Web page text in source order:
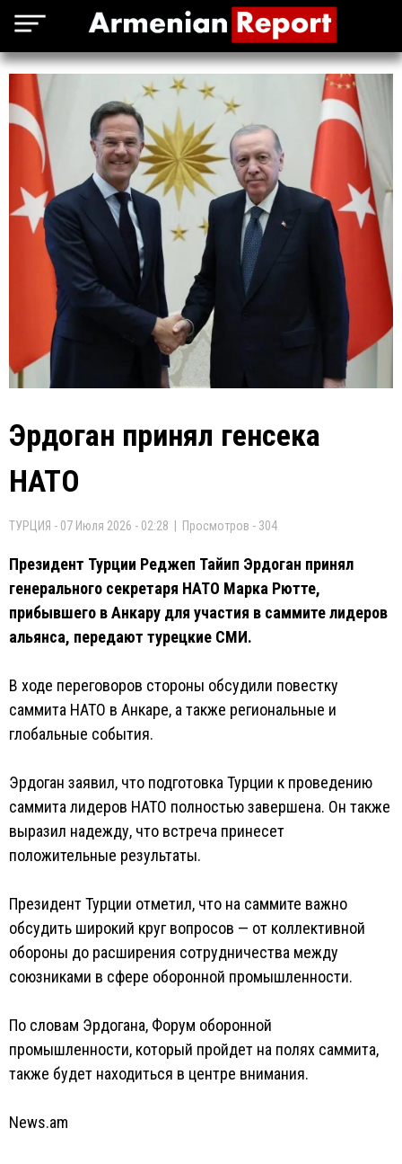
Эрдоган принял генсека
НАТО
ТУРЦИЯ - 07 Июля 2026 - 02:28 | Просмотров - 304
Президент Турции Реджеп Тайип Эрдоган принял
генерального секретаря НАТО Марка Рютте,
прибывшего в Анкару для участия в саммите лидеров
альянса, передают турецкие СМИ.
В ходе переговоров стороны обсудили повестку
саммита НАТО в Анкаре, а также региональные и
глобальные события.
Эрдоган заявил, что подготовка Турции к проведению
саммита лидеров НАТО полностью завершена. Он также
выразил надежду, что встреча принесет
положительные результаты.
Президент Турции отметил, что на саммите важно
обсудить широкий круг вопросов — от коллективной
обороны до расширения сотрудничества между
союзниками в сфере оборонной промышленности.
По словам Эрдогана, Форум оборонной
промышленности, который пройдет на полях саммита,
также будет находиться в центре внимания.
News.am